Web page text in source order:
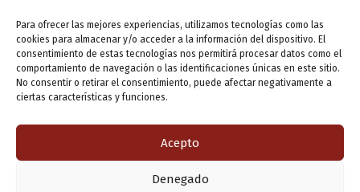
Para ofrecer las mejores experiencias, utilizamos tecnologías como las
cookies para almacenar y/o acceder a la información del dispositivo. El
consentimiento de estas tecnologías nos permitirá procesar datos como el
comportamiento de navegación o las identificaciones únicas en este sitio.
No consentir o retirar el consentimiento, puede afectar negativamente a
ciertas características y funciones.
Acepto
Denegado
Salvador Calvo nos cuenta cómo
conoció a Delibes